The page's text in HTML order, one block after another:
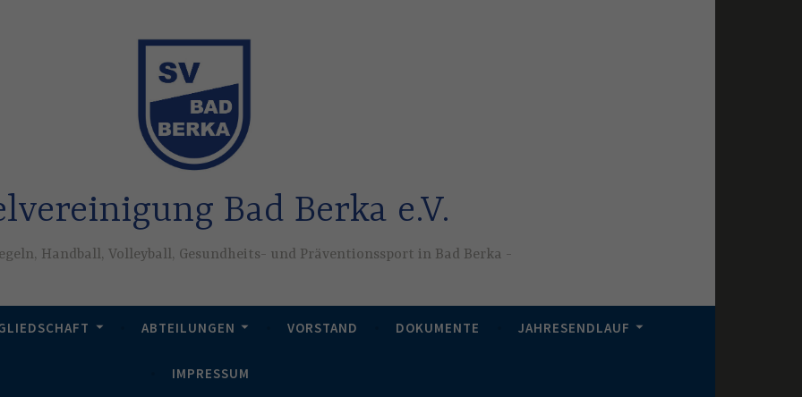
Bad Berka e.V.
Handball, Volleyball, Gesundheits- und Präventionssport in Bad Berka
ABTEILUNGEN VORSTAND DOKUMENTE JAHRESENDLAUF
IMPRESSUM